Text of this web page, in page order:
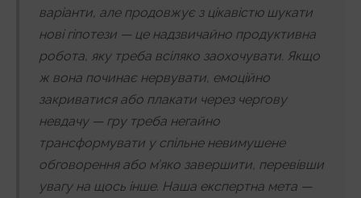
варіанти, але продовжує з цікавістю шукати
нові гіпотези — це надзвичайно продуктивна
робота, яку треба всіляко заохочувати. Якщо
ж вона починає нервувати, емоційно
закриватися або плакати через чергову
невдачу — гру треба негайно
трансформувати у спільне невимушене
обговорення або м’яко завершити, перевівши
увагу на щось інше. Наша експертна мета —